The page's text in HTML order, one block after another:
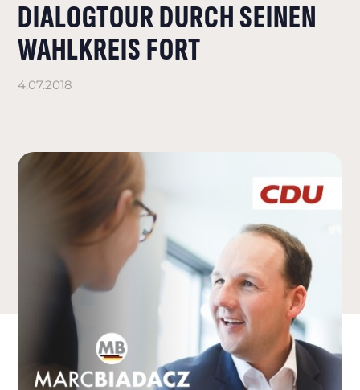
DIALOGTOUR DURCH SEINEN
WAHLKREIS FORT
4.07.2018